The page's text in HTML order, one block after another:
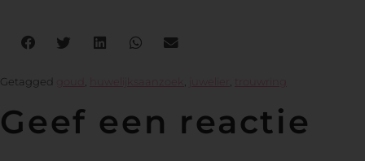
Getagged trouwring
Geef een reactie